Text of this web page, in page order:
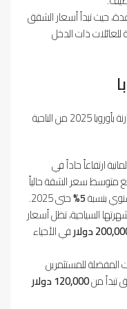
حيث تبدأ أسعار الشقق
للعائلات ذات الدخل
كما يمكن ذكر أسعار العقارات في تركيا مقارنة بأوروبا 2025 من الناحية
ارتفاعاً حاداً في
متوسط سعر الشقة حالياً
بنسبة5% حتى 2025.
السياحية، تظل أسعار
دولار
في الأحياء
المفضلة للمستثمرين
تبدأ من120,000 دولار